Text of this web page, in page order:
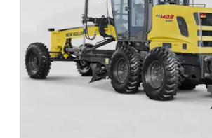
Peças Para Máquinas New Holland